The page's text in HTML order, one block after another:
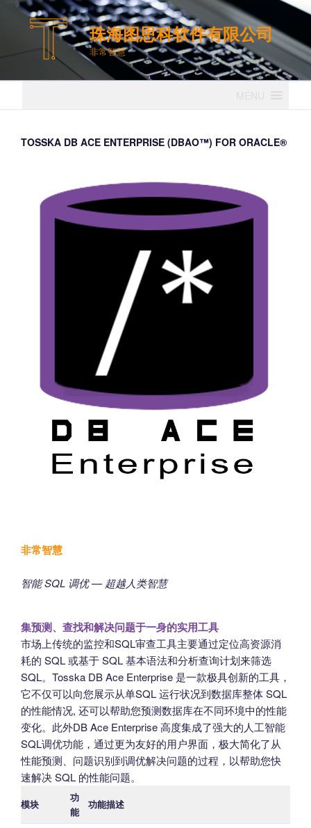
珠海图思科软件有限公司
非常智慧
TOSSKA DB ACE ENTERPRISE (DBAO™) FOR ORACLE®
非常智慧
智能 SQL 调优 — 超越人类智慧
集预测、查找和解决问题于一身的实用工具
市场上传统的监控和SQL审查工具主要通过定位高资源消
耗的 SQL 或基于 SQL 基本语法和分析查询计划来筛选
SQL。Tosska DB Ace Enterprise 是一款极具创新的工具，
它不仅可以向您展示从单SQL 运行状况到数据库整体 SQL
的性能情况, 还可以帮助您预测数据库在不同环境中的性能
变化。此外DB Ace Enterprise 高度集成了强大的人工智能
SQL调优功能，通过更为友好的用户界面，极大简化了从
性能预测、问题识别到调优解决问题的过程，以帮助您快
速解决 SQL 的性能问题。
模块
功
能
功能描述